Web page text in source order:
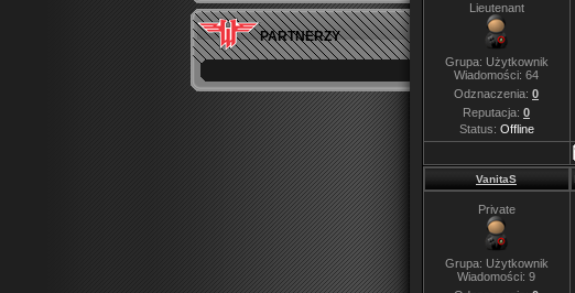
PARTNERZY
Lieutenant
Grupa: Użytkownik
Wiadomości: 64
Odznaczenia: 0
Reputacja: 0
Status: Offline
VanitaS
Private
Grupa: Użytkownik
Wiadomości: 9